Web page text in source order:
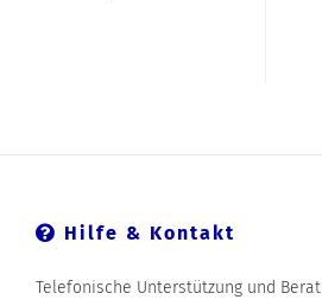
Hilfe & Kontakt
Telefonische Unterstützung und